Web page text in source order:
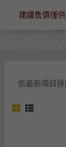
建議售價僅